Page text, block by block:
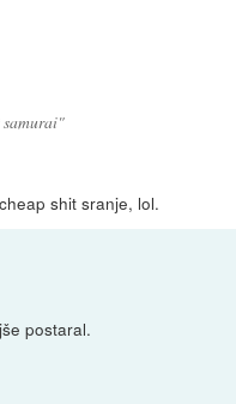
shit sranje, lol.
postaral.